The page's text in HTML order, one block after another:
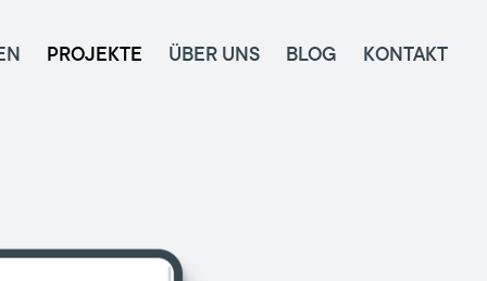
PROJEKTE ÜBER UNS BLOG KONTAKT